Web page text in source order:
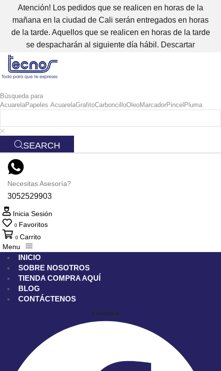
Atención! Los pedidos que se realicen en horas de la
mañana en la ciudad de Cali serán entregados en horas
de la tarde. Aquellos que se realicen en horas de la tarde
se despacharán al siguiente día hábil. Descartar
Búsqueda para
AcuarelaPapeles AcuarelaGrafitoCarboncilloOleoMarcadorPincel Pluma
SEARCH
Necesitas Asesoría?
3052529903
Inicia Sesión
0 Favoritos
0 Carrito
Menu
INICIO
SOBRE NOSOTROS
TIENDA COMPRA AQUÍ
BLOG
CONTÁCTENOS
Facebook